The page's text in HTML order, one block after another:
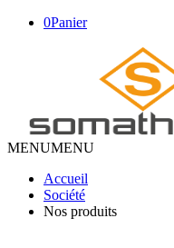
0Panier
MENUMENU
Accueil
Société
Nos produits